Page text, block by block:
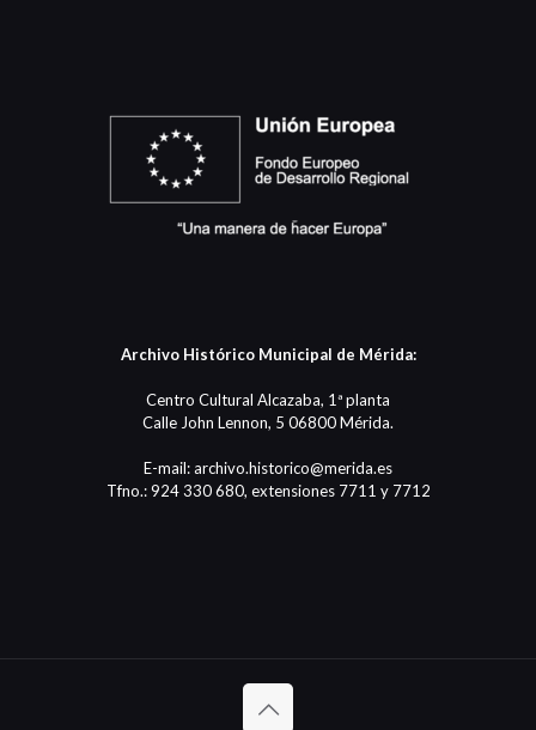
Archivo Histórico Municipal de Mérida:
Centro Cultural Alcazaba, 1ª planta
Calle John Lennon, 5 06800 Mérida.
E-mail: archivo.historico@merida.es
Tfno.: 924 330 680, extensiones 7711 y 7712